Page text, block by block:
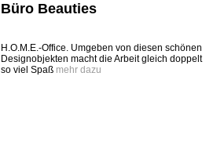
Büro Beauties
H.O.M.E.-Office. Umgeben von diesen schönen
Designobjekten macht die Arbeit gleich doppelt
so viel Spaß mehr dazu